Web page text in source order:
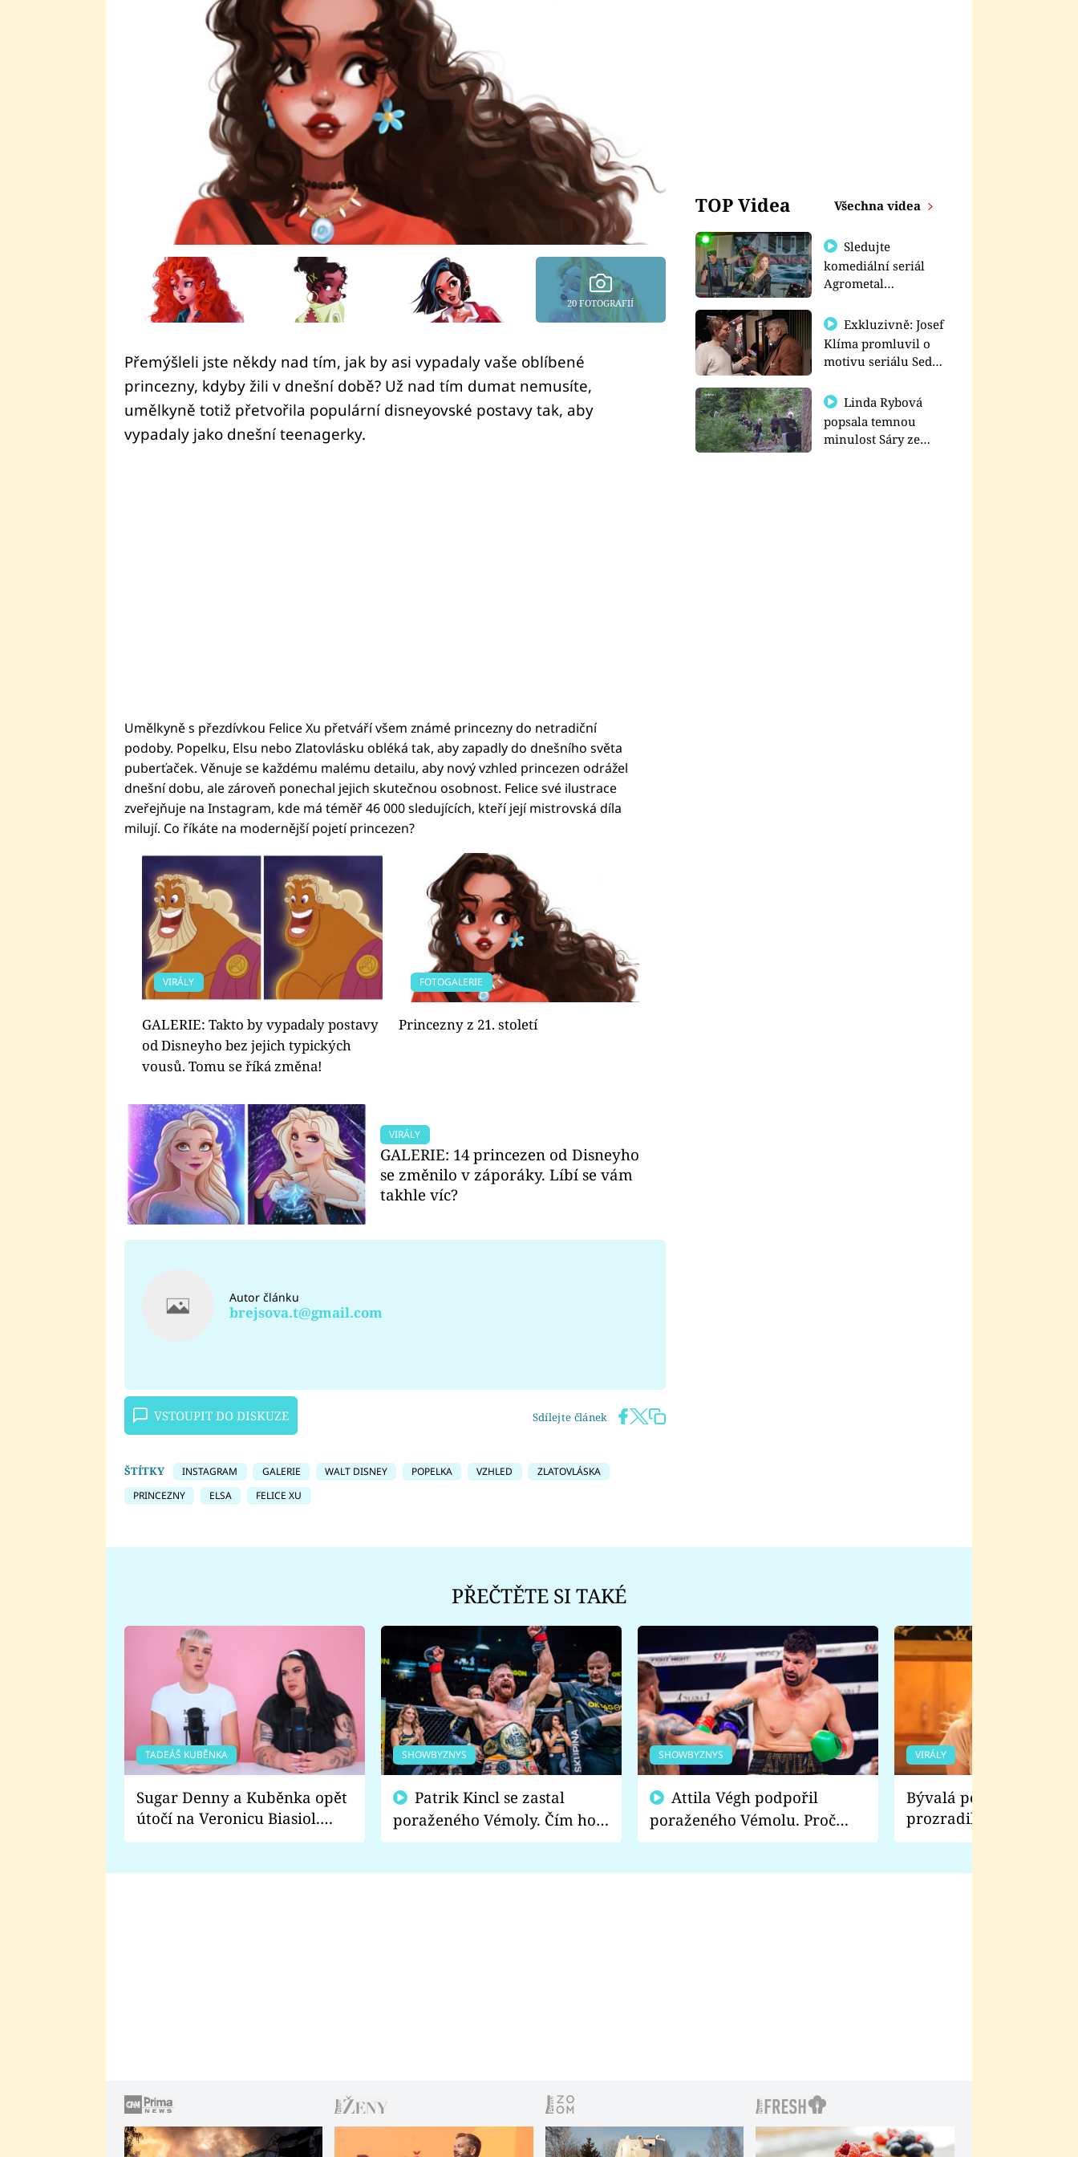
20 FOTOGRAFIÍ
Přemýšleli jste někdy nad tím, jak by asi vypadaly vaše oblíbené
princezny, kdyby žili v dnešní době? Už nad tím dumat nemusíte,
umělkyně totiž přetvořila populární disneyovské postavy tak, aby
vypadaly jako dnešní teenagerky.
Umělkyně s přezdívkou Felice Xu přetváří všem známé princezny do netradiční
podoby. Popelku, Elsu nebo Zlatovlásku obléká tak, aby zapadly do dnešního světa
puberťaček. Věnuje se každému malému detailu, aby nový vzhled princezen odrážel
dnešní dobu, ale zároveň ponechal jejich skutečnou osobnost. Felice své ilustrace
zveřejňuje na Instagram, kde má téměř 46 000 sledujících, kteří její mistrovská díla
milují. Co říkáte na modernější pojetí princezen?
VIRÁLY
GALERIE: Takto by vypadaly postavy
od Disneyho bez jejich typických
vousů. Tomu se říká změna!
FOTOGALERIE
Princezny z 21. století
VIRÁLY
GALERIE: 14 princezen od Disneyho
se změnilo v záporáky. Líbí se vám
takhle víc?
Autor článku
brejsova.t@gmail.com
VSTOUPIT DO DISKUZE Sdílejte článek
ŠTÍTKY INSTAGRAM GALERIE WALT DISNEY POPELKA VZHLED
ZLATOVLÁSKA
PRINCEZNY
ELSA FELICE XU
TOP Videa Všechna videa
Sledujte
komediální seriál
Agrometal
prima+
Exkluzivně: Josef
Klíma promluvil o
motivu seriálu Sedm
Linda Rybová
popsala temnou
minulost Sáry ze
PŘEČTĚTE SI TAKÉ
TADEÁŠ KUBĚNKA
Sugar Denny a Kuběnka opět
útočí na Veronicu Biasiol.
Proč je podle nich falešná a
SHOWBYZNYS
poraženého Vémoly. Čím ho
fanoušci naštvali?
SHOWBYZNYS
poraženého Vémolu. Proč
chce raději zápasit s ním než
VIRÁLY
Bývalá pornoherečka
prozradila, co ji
natáčení Euforie.